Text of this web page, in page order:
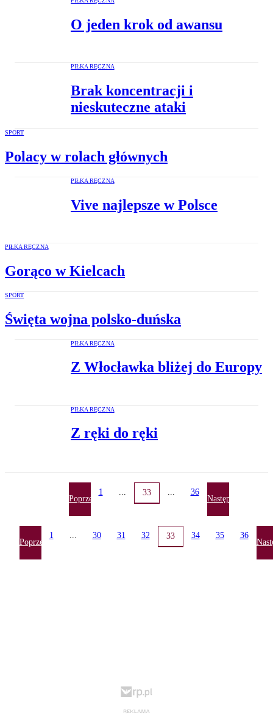
O jeden krok od awansu
PIŁKA RĘCZNA
Brak koncentracji i
nieskuteczne ataki
SPORT
Polacy w rolach głównych
PIŁKA RĘCZNA
Vive najlepsze w Polsce
PIŁKA RĘCZNA
Gorąco w Kielcach
SPORT
Święta wojna polsko-duńska
PIŁKA RĘCZNA
Z Włocławka bliżej do Europy
PIŁKA RĘCZNA
Z ręki do ręki
Poprzednia
1 33 36
Następna
Poprzednia
1 30 31 32 33 34 35 36